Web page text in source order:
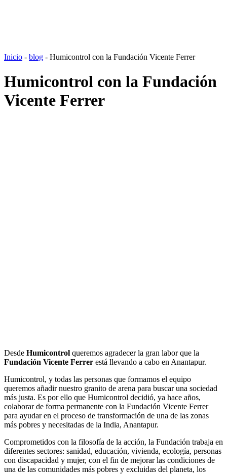
Inicio - blog - Humicontrol con la Fundación Vicente Ferrer
Humicontrol con la Fundación
Vicente Ferrer
Desde Humicontrol queremos agradecer la gran labor que la
Fundación Vicente Ferrer está llevando a cabo en Anantapur.
Humicontrol, y todas las personas que formamos el equipo
queremos añadir nuestro granito de arena para buscar una sociedad
más justa. Es por ello que Humicontrol decidió, ya hace años,
colaborar de forma permanente con la Fundación Vicente Ferrer
para ayudar en el proceso de transformación de una de las zonas
más pobres y necesitadas de la India, Anantapur.
Comprometidos con la filosofía de la acción, la Fundación trabaja en
diferentes sectores: sanidad, educación, vivienda, ecología, personas
con discapacidad y mujer, con el fin de mejorar las condiciones de
una de las comunidades más pobres y excluidas del planeta, los